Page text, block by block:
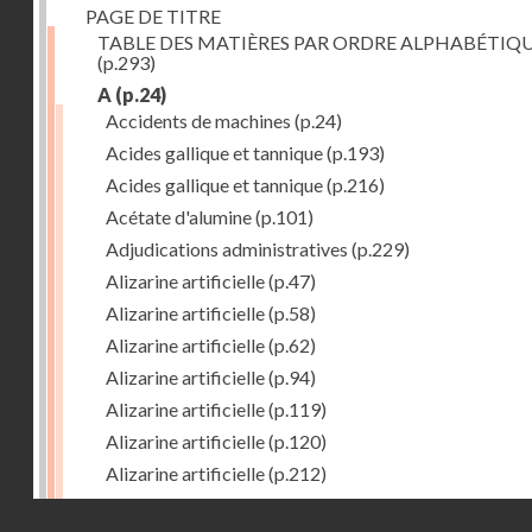
PAGE DE TITRE
TABLE DES MATIÈRES PAR ORDRE
(p.293)
A (p.24)
Accidents de machines (p.24)
Acides gallique et tannique(p.193)
Acides gallique et tannique(p.216)
Acétate d'alumine(p.101)
Adjudications administratives (p.229)
Alizarine artificielle(p.47)
Alizarine artificielle(p.58)
Alizarine artificielle(p.62)
Alizarine artificielle(p.94)
Alizarine artificielle(p.119)
Alizarine artificielle(p.120)
Alizarine artificielle(p.212)
Alizarine artificielle(p.256)